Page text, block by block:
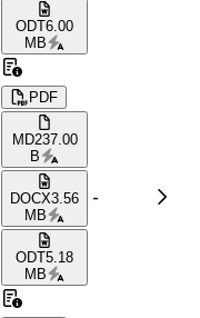
ODT6.00
MB
PDF
MD237.00
B
DOCX3.56
MB
ODT5.18
MB
-